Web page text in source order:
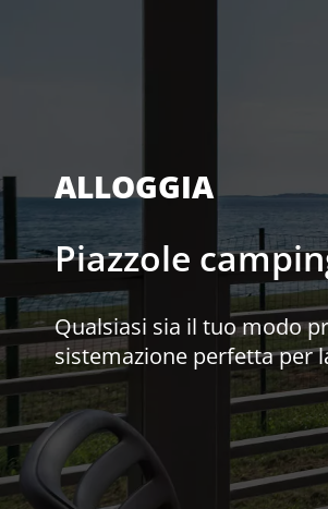
ALLOGGIA
Piazzole
Qualsiasi sia il tuo modo
sistemazione perfetta per